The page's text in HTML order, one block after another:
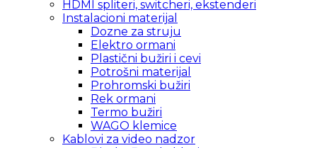
HDMI spliteri, switcheri, ekstenderi
Instalacioni materijal
Dozne za struju
Elektro ormani
Plastični bužiri i cevi
Potrošni materijal
Prohromski bužiri
Rek ormani
Termo bužiri
WAGO klemice
Kablovi za video nadzor